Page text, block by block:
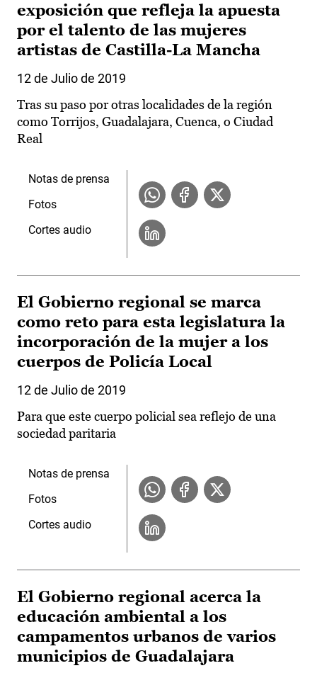
exposición que refleja la apuesta
por el talento de las mujeres
artistas de Castilla-La Mancha
12 de Julio de 2019
Tras su paso por otras localidades de la región
como Torrijos, Guadalajara, Cuenca, o Ciudad
Real
Notas de prensa
Fotos
Cortes audio
El Gobierno regional se marca
como reto para esta legislatura la
incorporación de la mujer a los
cuerpos de Policía Local
12 de Julio de 2019
Para que este cuerpo policial sea reflejo de una
sociedad paritaria
Notas de prensa
Fotos
Cortes audio
El Gobierno regional acerca la
educación ambiental a los
campamentos urbanos de varios
municipios de Guadalajara